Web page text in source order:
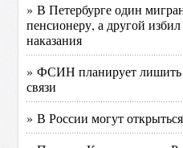
» В Петербурге один
пенсионеру, а другой
наказания
» ФСИН планирует лишить
связи
» В России могут